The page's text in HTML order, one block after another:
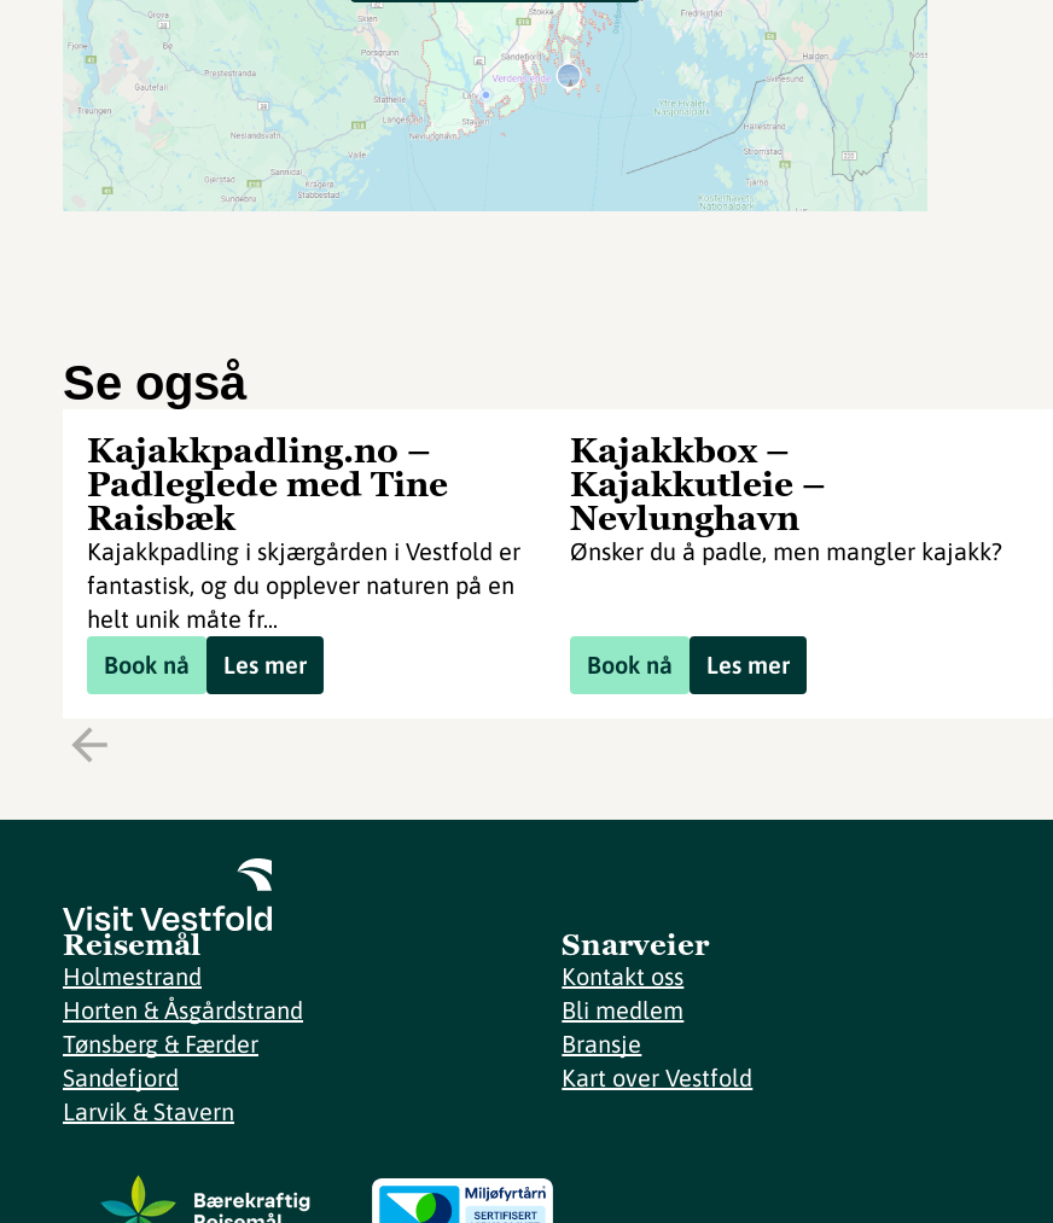
Se også
Kajakkpadling.no –
Padleglede med Tine
Raisbæk
Kajakkpadling i skjærgården i Vestfold er
fantastisk, og du opplever naturen på en
helt unik måte fr...
Book nå
Les mer
Kajakkbox –
Kajakkutleie –
Nevlunghavn
Ønsker du å padle, men mangler kajakk?
Book nå Les mer
Reisemål
Holmestrand
Horten & Åsgårdstrand
Tønsberg & Færder
Sandefjord
Larvik & Stavern
Snarveier
Kontakt oss
Bli medlem
Bransje
Kart over Vestfold